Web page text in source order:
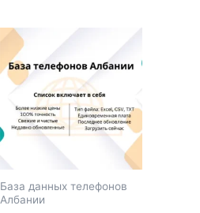
База данных телефонов
Албании